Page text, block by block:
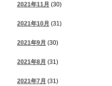
2021年11月 (30)
2021年10月 (31)
2021年9月 (30)
2021年8月 (31)
2021年7月 (31)